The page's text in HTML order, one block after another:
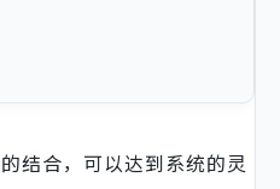
结合，可以达到系统的灵